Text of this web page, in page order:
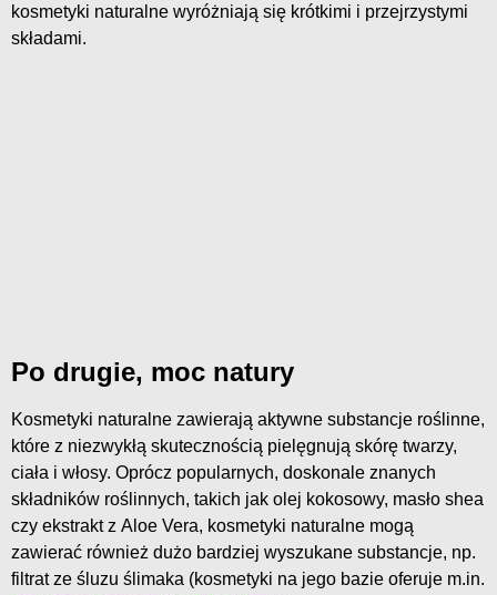
kosmetyki naturalne wyróżniają się krótkimi i przejrzystymi
składami.
Po drugie, moc natury
Kosmetyki naturalne zawierają aktywne substancje roślinne,
które z niezwykłą skutecznością pielęgnują skórę twarzy,
ciała i włosy. Oprócz popularnych, doskonale znanych
składników roślinnych, takich jak olej kokosowy, masło shea
czy ekstrakt z Aloe Vera, kosmetyki naturalne mogą
zawierać również dużo bardziej wyszukane substancje, np.
filtrat ze śluzu ślimaka (kosmetyki na jego bazie oferuje m.in.